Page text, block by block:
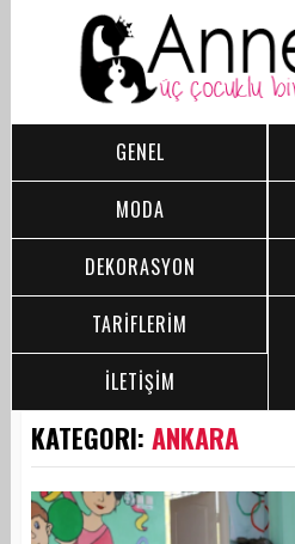
GENEL
MODA
DEKORASYON
TARİFLERİM
İLETİŞİM
KATEGORI: ANKARA